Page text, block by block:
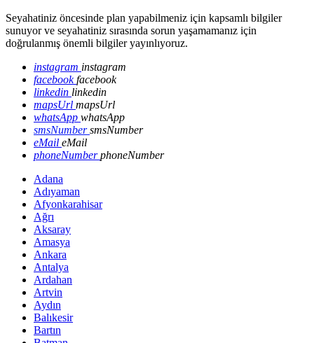
Seyahatiniz öncesinde plan yapabilmeniz için kapsamlı bilgiler
sunuyor ve seyahatiniz sırasında sorun yaşamamanız için
doğrulanmış önemli bilgiler yayınlıyoruz.
instagram instagram
facebookfacebook
linkedin linkedin
mapsUrl mapsUrl
whatsApp whatsApp
smsNumbersmsNumber
eMail eMail
phoneNumberphoneNumber
Adana
Adıyaman
Afyonkarahisar
Ağrı
Aksaray
Amasya
Ankara
Antalya
Ardahan
Artvin
Aydın
Balıkesir
Bartın